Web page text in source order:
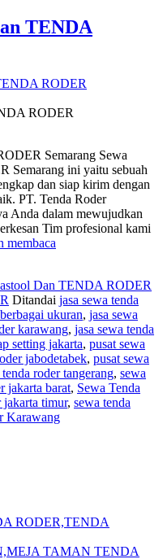
TENDA
RODER
Semarang Sewa
ini yaitu sebuah
dan siap kirim dengan
PT. Tenda Roder
Anda dalam mewujudkan
Tim profesional kami
membaca
Dan
TENDA
RODER
Semarang
Dan TENDA RODER
Ditandai jasa sewa tenda
ukuran, jasa sewa
karawang, jasa sewa tenda
setting jakarta, pusat sewa
jabodetabek, pusat sewa
roder tangerang, sewa
jakarta barat, Sewa Tenda
jakarta timur, sewa tenda
Karawang
RODER,TENDA
TAMAN TENDA